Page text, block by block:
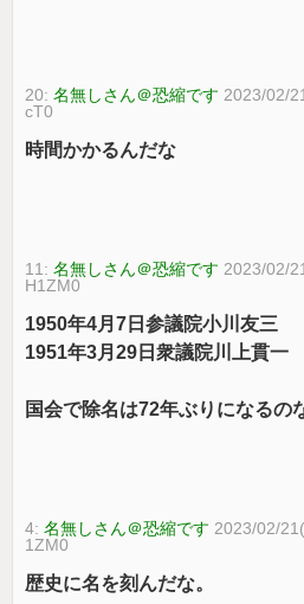
20:名無しさん＠恐縮です 2023/02/
cT0
時間かかるんだな
11:名無しさん＠恐縮です 2023/02/
H1ZM0
1950年4月7日参議院小川友三
1951年3月29日衆議院川上貫一
国会で除名は72年ぶりになるの
4:名無しさん＠恐縮です 2023/02/
1ZM0
歴史に名を刻んだな。